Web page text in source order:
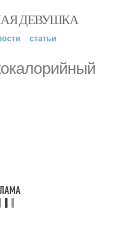
ДЕВУШКА
статьи